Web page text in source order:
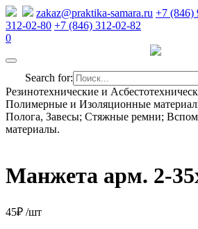
zakaz@praktika-samara.ru +7 (846)
312-02-80 +7 (846) 312-02-82
0
Search for:
Резинотехнические и
Полимерные и Изоляционные
Полога, Завесы; Стяжные ремни;
материалы.
Манжета арм. 2-
45₽ /шт